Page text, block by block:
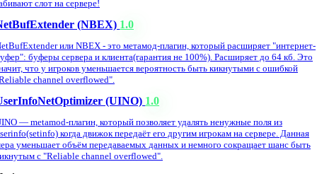
слот на сервере!
(NBEX) 1.0
или NBEX - это метамод-плагин, который расширяет "интернет-
буферы сервера и клиента(гарантия не 100%). Расширяет до 64 кб. Это
что у игроков уменьшается вероятность быть кикнутыми с ошибкой
channel overflowed".
(UINO) 1.0
— metamod-плагин, который позволяет удалять ненужные поля из
когда движок передаёт его другим игрокам на сервере. Данная
уменьшает объём передаваемых данных и немного сокращает шанс быть
с "Reliable channel overflowed".